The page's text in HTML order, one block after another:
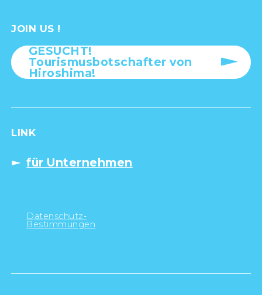
JOIN US !
GESUCHT!
Tourismusbotschafter von
Hiroshima!
LINK
für Unternehmen
Datenschutz-
Bestimmungen